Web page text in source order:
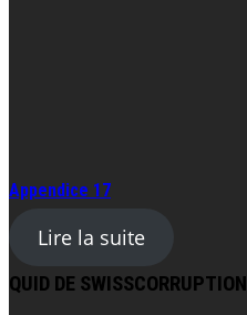
Appendice 17
Lire la suite
QUID DE SWISSCORRUPTION